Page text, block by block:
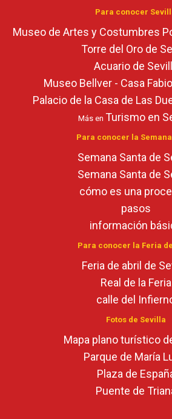
Para conocer
Museo de Artes y Costumbres
Torre del Oro de
Acuario de
Museo Bellver - Casa
Palacio de la Casa de Las
Más en Turismo en
Para conocer la
Semana Santa de
Semana Santa de
cómo es una
pasos
información
Para conocer la Feria
Feria de abril de
Real de la Feria
calle del
Fotos de Sevilla
Mapa plano turístico
Parque de María
Plaza de
Puente de